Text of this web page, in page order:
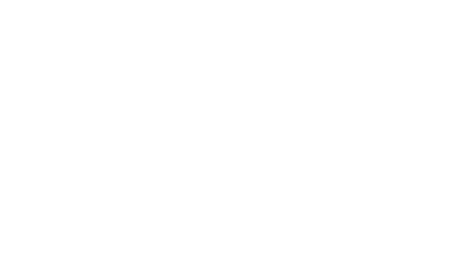
incaltaminte, coafuri, tunsori, desene de colorat, poze cu modele de manichiuri!❤️